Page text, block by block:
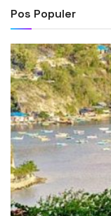
Pos Populer